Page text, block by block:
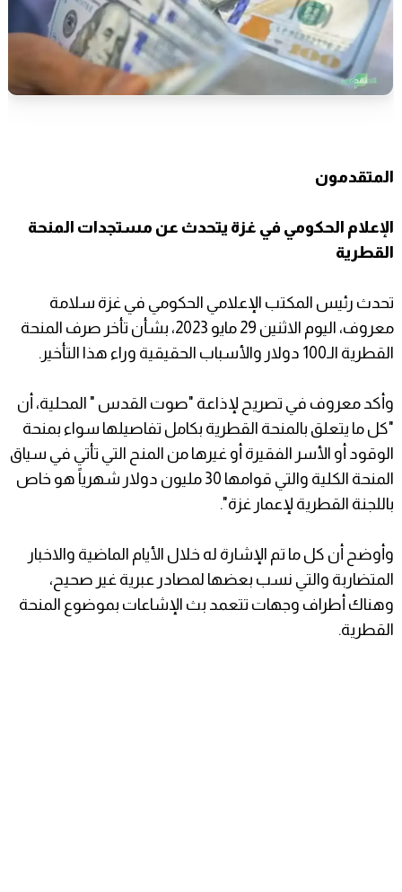
المتقدمون
الإعلام الحكومي في غزة يتحدث عن مستجدات المنحة
القطرية
تحدث رئيس المكتب الإعلامي الحكومي في غزة سلامة
معروف، اليوم الاثنين 29 مايو 2023، بشأن تأخر صرف المنحة
القطرية الـ100 دولار والأسباب الحقيقية وراء هذا التأخير.
وأكد معروف في تصريح لإذاعة "صوت القدس " المحلية، أن
"كل ما يتعلق بالمنحة القطرية بكامل تفاصيلها سواء بمنحة
الوقود أو الأسر الفقيرة أو غيرها من المنح التي تأتي في سياق
المنحة الكلية والتي قوامها 30 مليون دولار شهرياً هو خاص
باللجنة القطرية لإعمار غزة".
وأوضح أن كل ما تم الإشارة له خلال الأيام الماضية والاخبار
المتضاربة والتي نسب بعضها لمصادر عبرية غير صحيح،
وهناك أطراف وجهات تتعمد بث الإشاعات بموضوع المنحة
القطرية.